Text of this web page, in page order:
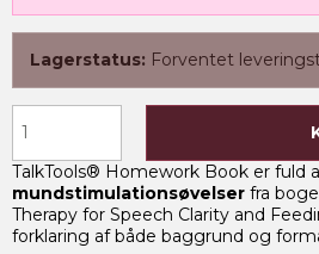
Lagerstatus: Forventet
TalkTools® Homework Book er fuld
mundstimulationsøvelser fra
Therapy for Speech Clarity and
forklaring af både baggrund og